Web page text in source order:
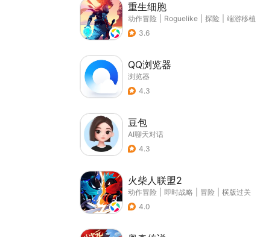
重生细胞
动作冒险 Roguelike 探险
端游移植
3.6
QQ浏览器
浏览器
4.3
豆包
AI聊天对话
4.3
火柴人联盟2
动作冒险 即时战略 冒险
横版过关
4.0